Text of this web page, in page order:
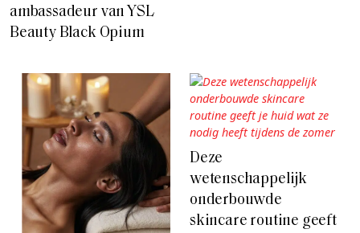
ambassadeur van YSL
Beauty Black Opium
Deze
wetenschappelijk
onderbouwde
skincare routine geeft